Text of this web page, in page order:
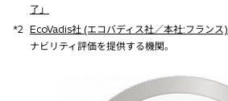
了」
*2 EcoVadis社 (エコバディス社／本社:フランス)
ナビリティ評価を提供する機関。